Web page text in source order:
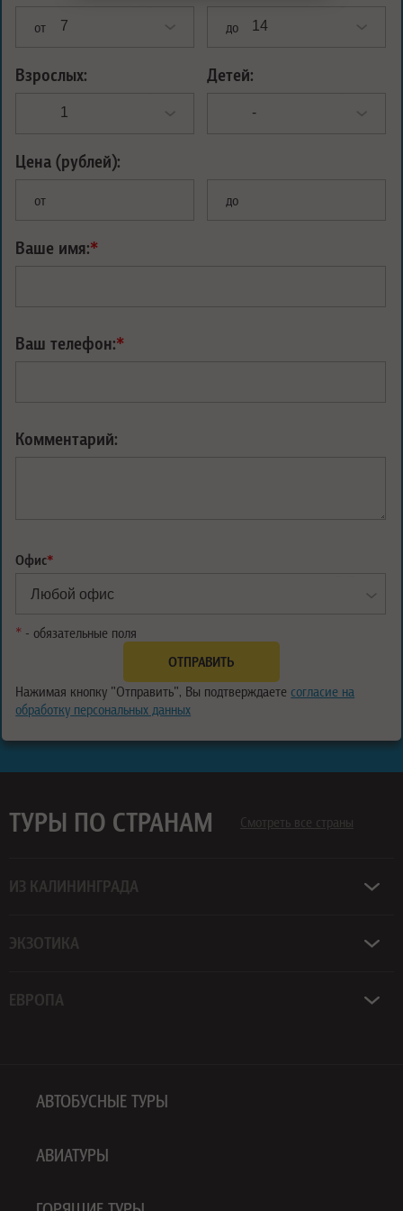
от до
Взрослых: Детей:
Цена (рублей):
от до
Ваше имя:*
Ваш телефон:*
Комментарий:
Офис*
* - обязательные поля
Нажимая кнопку "Отправить", Вы подтверждаете согласие на
обработку персональных данных
ТУРЫ ПО СТРАНАМ Смотреть все страны
ИЗ КАЛИНИНГРАДА
ЭКЗОТИКА
ЕВРОПА
АВТОБУСНЫЕ ТУРЫ
АВИАТУРЫ